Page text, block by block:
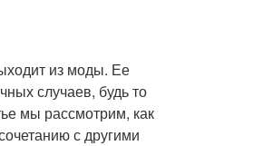
из моды. Ее
случаев, будь то
мы рассмотрим, как
с другими